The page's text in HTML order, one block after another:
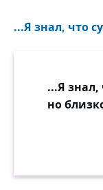
...Я знал, что
...Я
но